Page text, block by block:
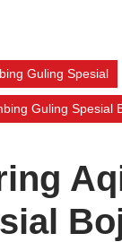
Guling Spesial
Guling Spesial